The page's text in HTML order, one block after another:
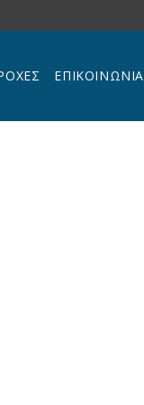
ΕΠΙΚΟΙΝΩΝΊΑ